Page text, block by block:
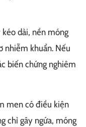
dài, nền móng
nhiễm khuẩn. Nếu
biến chứng nghiêm
men có điều kiện
chỉ gây ngứa, móng